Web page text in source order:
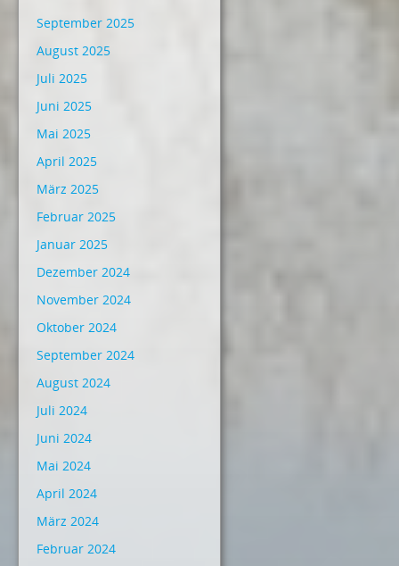
September 2025
August 2025
Juli 2025
Juni 2025
Mai 2025
April 2025
März 2025
Februar 2025
Januar 2025
Dezember 2024
November 2024
Oktober 2024
September 2024
August 2024
Juli 2024
Juni 2024
Mai 2024
April 2024
März 2024
Februar 2024